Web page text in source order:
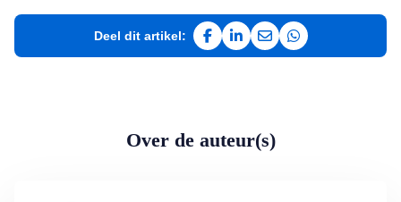
Deel dit artikel:
Deel op Facebook
Deel op LinkedIn
Deel via e-mail
Deel via
Over de auteur(s)